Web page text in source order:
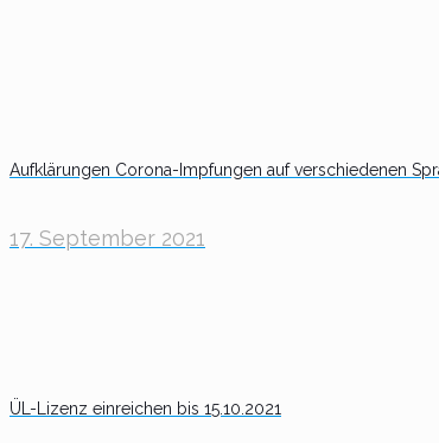
Aufklärungen Corona-Impfungen auf verschiedenen
17. September 2021
ÜL-Lizenz einreichen bis 15.10.2021